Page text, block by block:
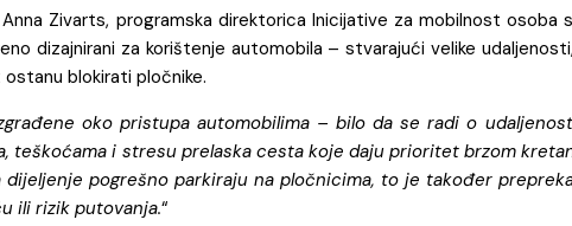
Zivarts, programska direktorica Inicijative za mobilnost
dizajnirani za korištenje automobila – stvarajući velike
blokirati pločnike.
oko pristupa automobilima – bilo da se radi o
teškoćama i stresu prelaska cesta koje daju prioritet brzom
dijeljenje pogrešno parkiraju na pločnicima, to je također
ili rizik putovanja.“